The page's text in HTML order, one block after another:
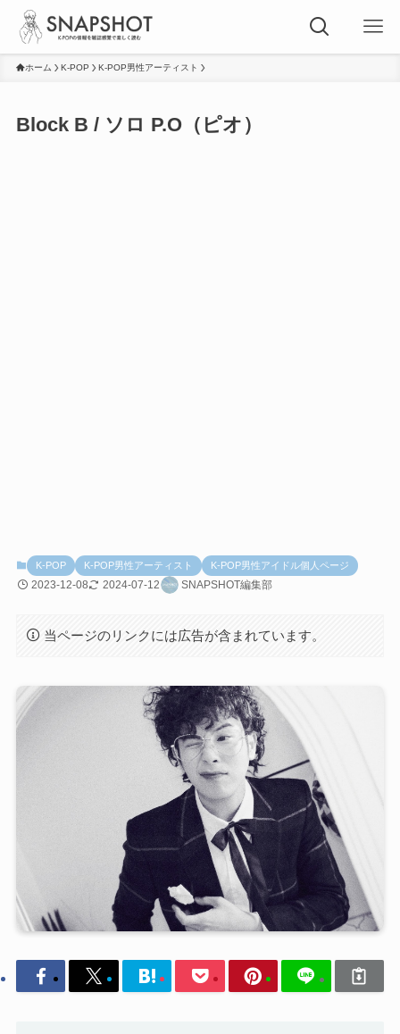
ホーム K-POP K-POP男性アーティスト
Block B / ソロ P.O（ピオ）
K-POP K-POP男性アーティスト K-POP男性アイドル個人ページ
2023-12-08 2024-07-12 SNAPSHOT編集部
当ページのリンクには広告が含まれています。